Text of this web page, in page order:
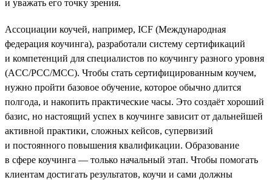
и уважать его точку зрения.
Ассоциации коучей, например, ICF (Международная
федерация коучинга), разработали систему сертификаций
и компетенций для специалистов по коучингу разного уровня
(ACC/PCC/MCC). Чтобы стать сертифицированным коучем,
нужно пройти базовое обучение, которое обычно длится
полгода, и накопить практические часы. Это создаёт хороший
базис, но настоящий успех в коучинге зависит от дальнейшей
активной практики, сложных кейсов, супервизий
и постоянного повышения квалификации. Образование
в сфере коучинга — только начальный этап. Чтобы помогать
клиентам достигать результатов, коучи и сами должны